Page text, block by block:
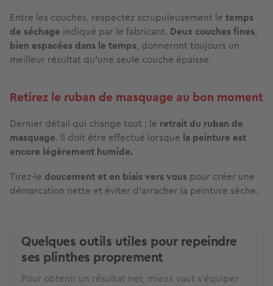
Entre les couches, respectez scrupuleusement le temps
de séchage indiqué par le fabricant. Deux couches fines,
bien espacées dans le temps, donneront toujours un
meilleur résultat qu’une seule couche épaisse.
Retirez le ruban de masquage au bon moment
Dernier détail qui change tout : le retrait du ruban de
masquage. Il doit être effectué lorsque la peinture est
encore légèrement humide.
Tirez-le doucement et en biais vers vous pour créer une
démarcation nette et éviter d'arracher la peinture sèche.
Quelques outils utiles pour repeindre
ses plinthes proprement
Pour obtenir un résultat net, mieux vaut s’équiper